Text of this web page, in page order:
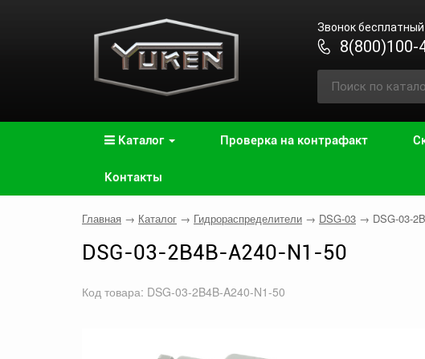
Звонок бесплатный
8(800)100-
Каталог Проверка на контрафакт
Контакты
Главная → Каталог → Гидрораспределители → DSG-03 → DSG-03-
DSG-03-2B4B-A240-N1-50
Код товара: DSG-03-2B4B-A240-N1-50